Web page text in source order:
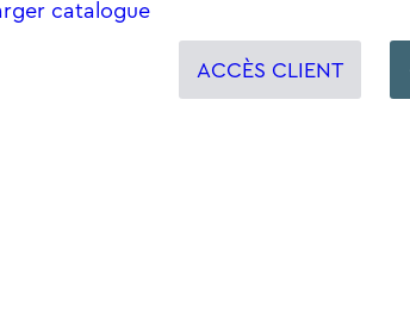
catalogue
ACCÈS CLIENT